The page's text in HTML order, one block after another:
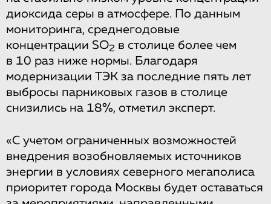
диоксида серы в атмосфере. По данным
мониторинга, среднегодовые
концентрации SO2 в столице более чем
в 10 раз ниже нормы. Благодаря
модернизации ТЭК за последние пять лет
выбросы парниковых газов в столице
снизились на 18%, отметил эксперт.
«С учетом ограниченных возможностей
внедрения возобновляемых источников
энергии в условиях северного мегаполиса
приоритет города Москвы будет оставаться